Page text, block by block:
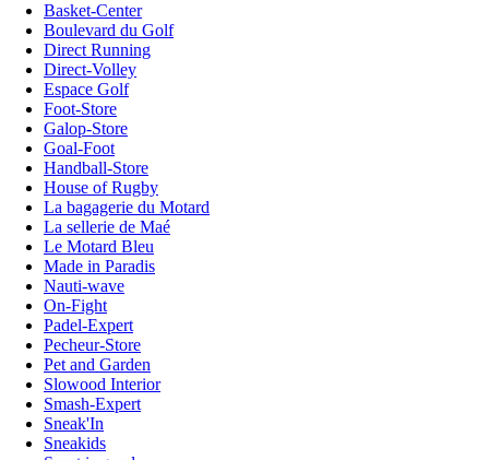
Basket-Center
Boulevard du Golf
Direct Running
Direct-Volley
Espace Golf
Foot-Store
Galop-Store
Goal-Foot
Handball-Store
House of Rugby
La bagagerie du Motard
La sellerie de Maé
Le Motard Bleu
Made in Paradis
Nauti-wave
On-Fight
Padel-Expert
Pecheur-Store
Pet and Garden
Slowood Interior
Smash-Expert
Sneak'In
Sneakids